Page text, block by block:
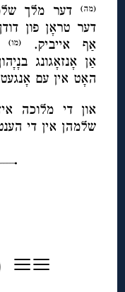
(מה)
דער מלך
דער טראָן פון
אַף אייביק.
(מו)
אַן אָנזאָגונג
האָט אין עם
און די מלוכה
שלמהן אין די
≡≡